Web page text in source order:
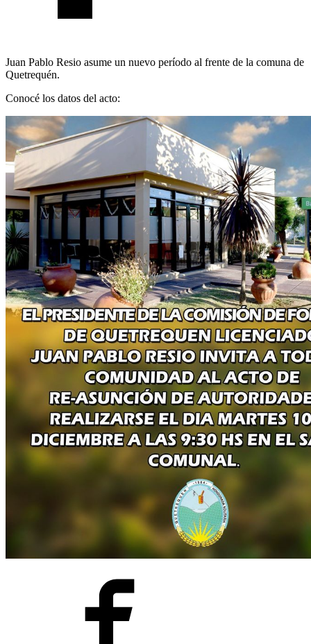
Juan Pablo Resio asume un nuevo período al frente de la comuna de
Quetrequén.
Conocé los datos del acto: